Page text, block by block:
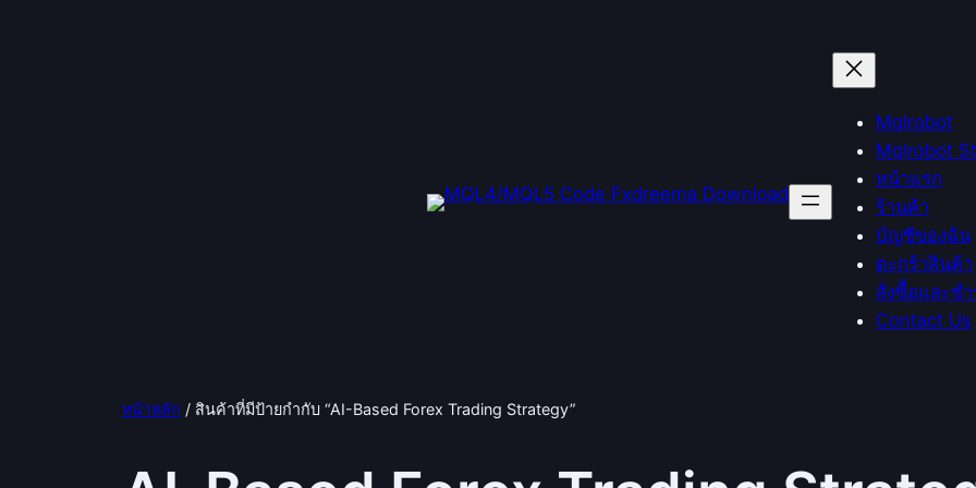
Mqlrobot
Mqlrobot
หน้าแรก
ร้านค้า
บัญชีของฉัน
ตะกร้าสินค้า
สั่งซื้อและชำ
Contact Us
หน้าหลัก / สินค้าที่มีป้ายกำกับ “AI-Based Forex Trading Strategy”